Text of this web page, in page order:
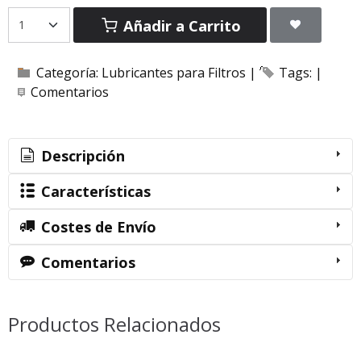
Añadir a Carrito
Categoría: Lubricantes para Filtros | Tags: |
Comentarios
Descripción
Características
Costes de Envío
Comentarios
Productos Relacionados